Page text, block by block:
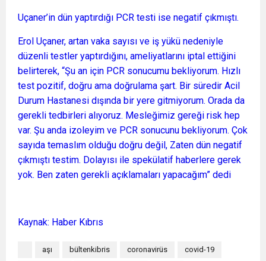
Uçaner’in dün yaptırdığı PCR testi ise negatif çıkmıştı.
Erol Uçaner, artan vaka sayısı ve iş yükü nedeniyle
düzenli testler yaptırdığını, ameliyatlarını iptal ettiğini
belirterek, “Şu an için PCR sonucumu bekliyorum. Hızlı
test pozitif, doğru ama doğrulama şart. Bir süredir Acil
Durum Hastanesi dışında bir yere gitmiyorum. Orada da
gerekli tedbirleri alıyoruz. Mesleğimiz gereği risk hep
var. Şu anda izoleyim ve PCR sonucunu bekliyorum. Çok
sayıda temaslım olduğu doğru değil, Zaten dün negatif
çıkmıştı testim. Dolayısı ile spekülatif haberlere gerek
yok. Ben zaten gerekli açıklamaları yapacağım” dedi
Kaynak: Haber Kıbrıs
aşı bültenkibris coronavirüs covid-19